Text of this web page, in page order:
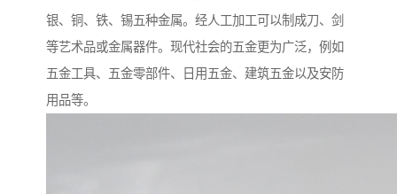
银、铜、铁、锡五种金属。经人工加工可以制成刀、剑
等艺术品或金属器件。现代社会的五金更为广泛，例如
五金工具、五金零部件、日用五金、建筑五金以及安防
用品等。